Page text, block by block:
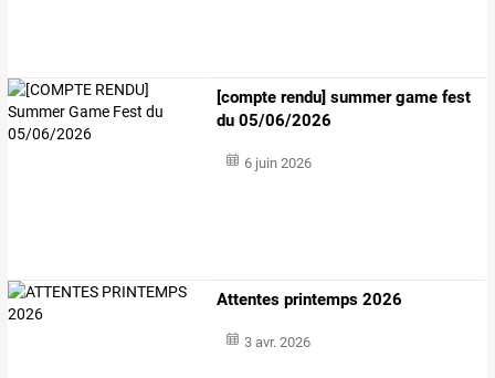
[compte rendu] summer game fest
du 05/06/2026
6 juin 2026
Attentes printemps 2026
3 avr. 2026